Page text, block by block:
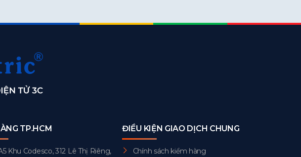
TP.HCM
Khu Codesco, 312 Lê Thị Riêng,
ĐIỀU KIỆN GIAO DỊCH CHUNG
Chính sách kiểm hàng